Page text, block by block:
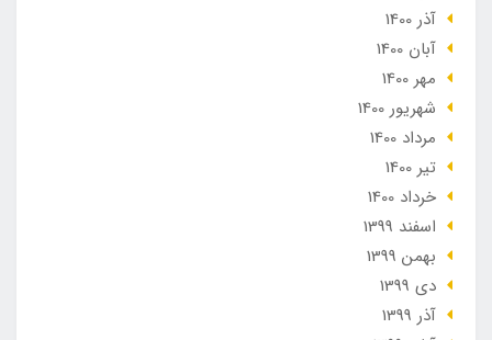
آذر 1400
آبان 1400
مهر 1400
شهریور 1400
مرداد 1400
تير 1400
خرداد 1400
اسفند 1399
بهمن 1399
دی 1399
آذر 1399